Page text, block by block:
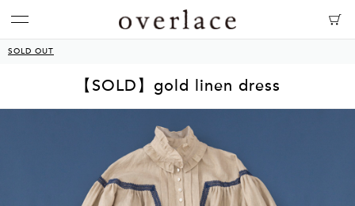
SOLD OUT
【SOLD】gold linen dress